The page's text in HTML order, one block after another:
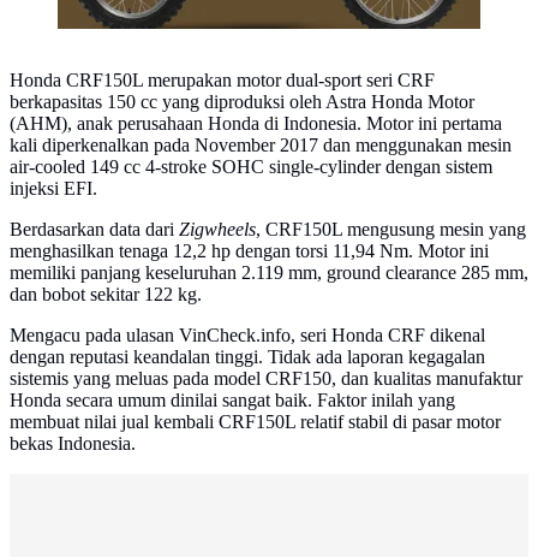
Honda CRF150L merupakan motor dual-sport seri CRF
berkapasitas 150 cc yang diproduksi oleh Astra Honda Motor
(AHM), anak perusahaan Honda di Indonesia. Motor ini pertama
kali diperkenalkan pada November 2017 dan menggunakan mesin
air-cooled 149 cc 4-stroke SOHC single-cylinder dengan sistem
injeksi EFI.
Berdasarkan data dari Zigwheels, CRF150L mengusung mesin yang
menghasilkan tenaga 12,2 hp dengan torsi 11,94 Nm. Motor ini
memiliki panjang keseluruhan 2.119 mm, ground clearance 285 mm,
dan bobot sekitar 122 kg.
Mengacu pada ulasan VinCheck.info, seri Honda CRF dikenal
dengan reputasi keandalan tinggi. Tidak ada laporan kegagalan
sistemis yang meluas pada model CRF150, dan kualitas manufaktur
Honda secara umum dinilai sangat baik. Faktor inilah yang
membuat nilai jual kembali CRF150L relatif stabil di pasar motor
bekas Indonesia.